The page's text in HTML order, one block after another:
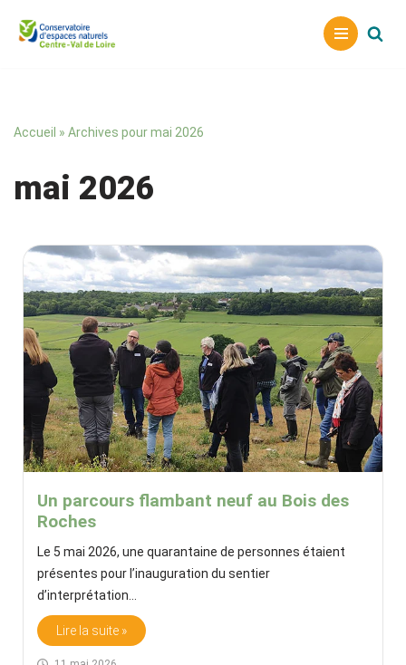
Aller
Accueil » Archives pour mai 2026
mai 2026
Un parcours flambant neuf au Bois des
Roches
Le 5 mai 2026, une quarantaine de personnes étaient
présentes pour l’inauguration du sentier
d’interprétation…
Lire la suite »